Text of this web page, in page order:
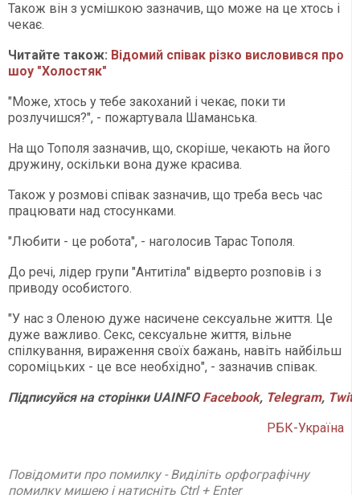
Також він з усмішкою зазначив, що може на це хтось і
чекає.
Читайте також: Відомий співак різко висловився про
шоу "Холостяк"
"Може, хтось у тебе закоханий і чекає, поки ти
розлучишся?", - пожартувала Шаманська.
На що Тополя зазначив, що, скоріше, чекають на його
дружину, оскільки вона дуже красива.
Також у розмові співак зазначив, що треба весь час
працювати над стосунками.
"Любити - це робота", - наголосив Тарас Тополя.
До речі, лідер групи "Антитіла" відверто розповів і з
приводу особистого.
"У нас з Оленою дуже насичене сексуальне життя. Це
дуже важливо. Секс, сексуальне життя, вільне
спілкування, вираження своїх бажань, навіть найбільш
сороміцьких - це все необхідно", - зазначив співак.
ПідписуйсянасторінкиUAINFO Facebook, Telegram,
РБК-Україна
Повідомити про помилку - Виділіть орфографічну
помилку мишею і натисніть Ctrl + Enter